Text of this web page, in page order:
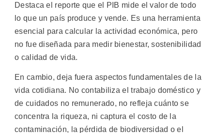
Destaca el reporte que el PIB mide el valor de todo
lo que un país produce y vende. Es una herramienta
esencial para calcular la actividad económica, pero
no fue diseñada para medir bienestar, sostenibilidad
o calidad de vida.
En cambio, deja fuera aspectos fundamentales de la
vida cotidiana. No contabiliza el trabajo doméstico y
de cuidados no remunerado, no refleja cuánto se
concentra la riqueza, ni captura el costo de la
contaminación, la pérdida de biodiversidad o el